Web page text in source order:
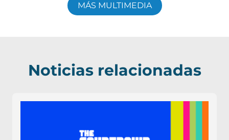
MÁS MULTIMEDIA
Noticias relacionadas